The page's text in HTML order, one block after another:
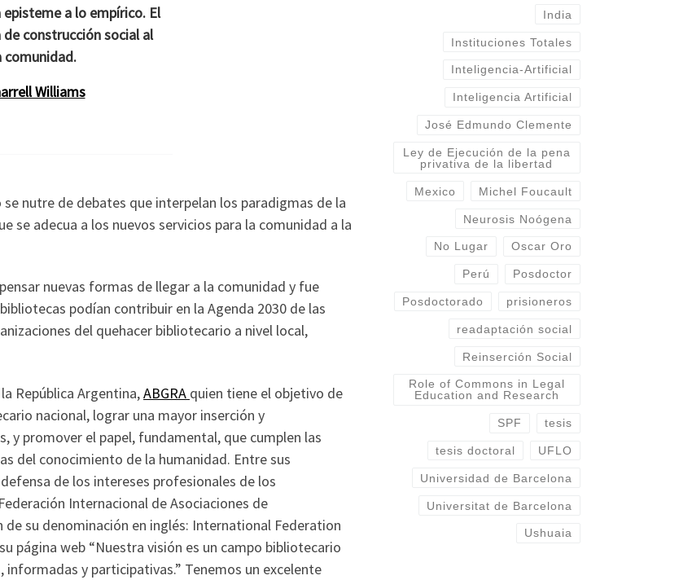
a lo empírico. El
construcción social al
comunidad.
Williams
nutre de debates que interpelan los paradigmas de la
se adecua a los nuevos servicios para la comunidad a la
nuevas formas de llegar a la comunidad y fue
podían contribuir en la Agenda 2030 de las
del quehacer bibliotecario a nivel local,
República Argentina,ABGRA quien tiene el objetivo de
nacional, lograr una mayor inserción y
y promover el papel, fundamental, que cumplen las
del conocimiento de la humanidad. Entre sus
de los intereses profesionales de los
Internacional de Asociaciones de
de su denominación en inglés: International Federation
página web “Nuestra visión es un campo bibliotecario
y participativas.” Tenemos un excelente
India
Instituciones Totales
Inteligencia-Artificial
Inteligencia Artificial
José Edmundo Clemente
Ley de Ejecución de la pena
privativa de la libertad
Mexico Michel Foucault
Neurosis Noógena
No Lugar Oscar Oro
Perú Posdoctor
Posdoctorado prisioneros
readaptación social
Reinserción Social
Role of Commons in Legal
Education and Research
SPF tesis
tesis doctoral UFLO
Universidad de Barcelona
Universitat de Barcelona
Ushuaia